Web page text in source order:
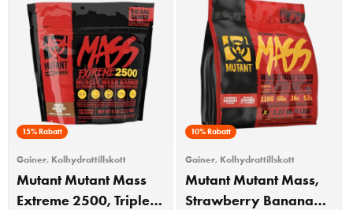
15% Rabatt
Gainer, Kolhydrattillskott
Mutant Mutant Mass
Extreme 2500, Triple
10% Rabatt
Gainer, Kolhydrattillskott
Mutant Mutant Mass,
Strawberry Banana